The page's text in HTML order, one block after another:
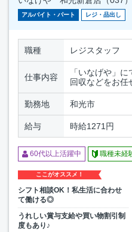
アルバイト・パート レジ・品出し
職種 レジスタッフ
仕事内容
「いなげや」
回収などをお任
勤務地 和光市
給与 時給1271円
60代以上活躍中 職種未経
ここがオススメ！
シフト相談OK！私生活に合わせ
て働ける◎
うれしい賞与支給や買い物割引制
度もあり♪